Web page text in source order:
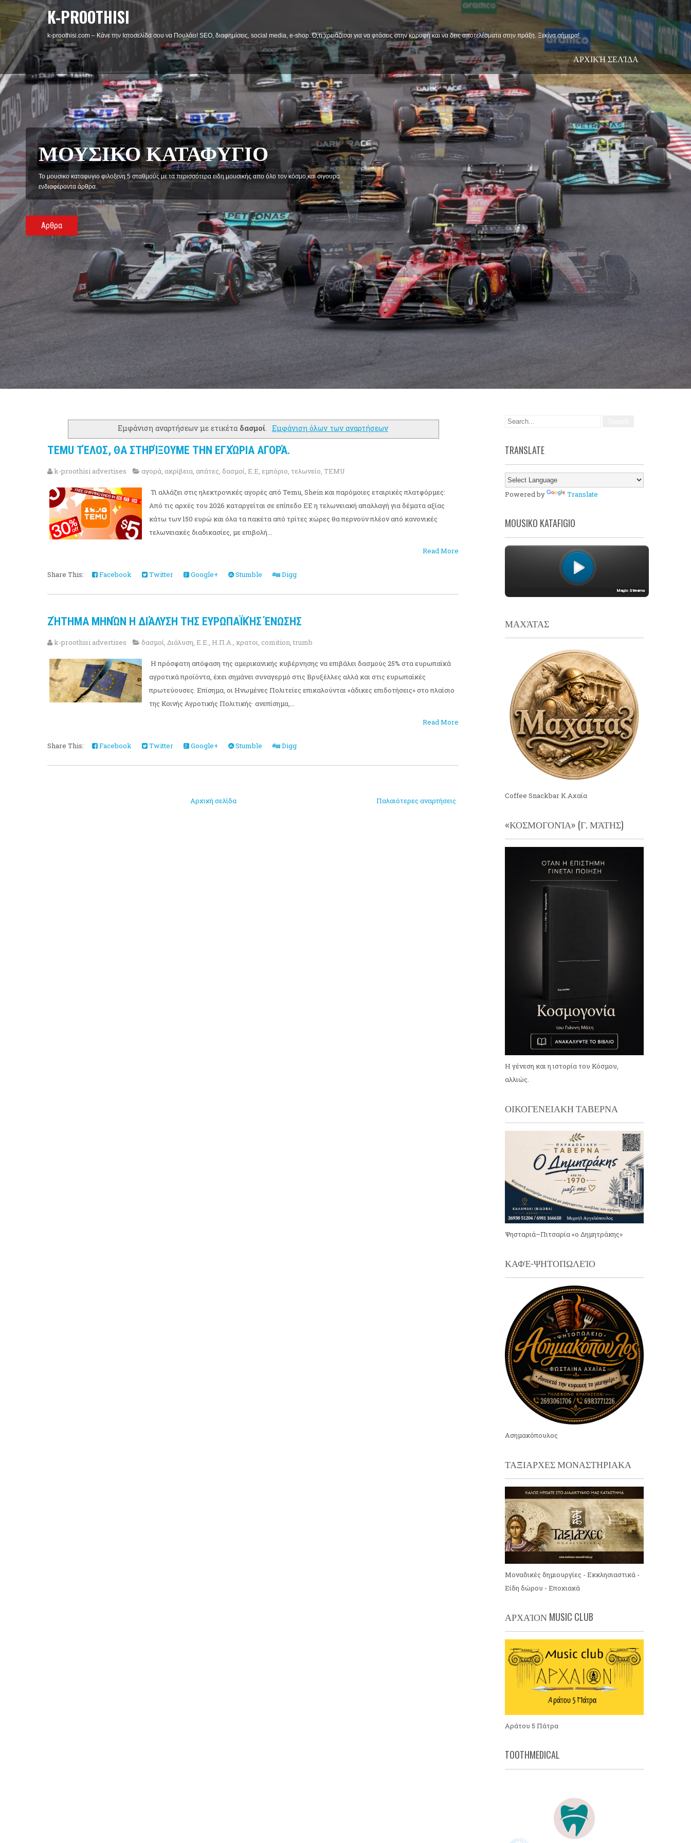
K-PROOTHISI
k-proothisi.com – Κάνε την Ιστοσελίδα σου να Πουλάει! SEO, διαφημίσεις, social media, e-shop. Ό,τι χρειάζεσαι για να φτάσεις στην κορυφή και να δεις αποτελέσματα στην πράξη. Ξεκίνα σήμερα!
ΑΡΧΙΚΉ ΣΕΛΊΔΑ
ΦΙΛΟΜΑΘΕΙΑ
Η Φιλομάθεια φιλοξενή άρθρα κοινωνικού και ψυχολογικού χαρακτήρα στηριξεις και προβληματισμού.
philomathiaplus
Εμφάνιση αναρτήσεων με ετικέτα δασμοί. Εμφάνιση όλων των αναρτήσεων
TEMU ΤΈΛΟΣ, ΘΑ ΣΤΗΡΊΞΟΥΜΕ ΤΗΝ ΕΓΧΏΡΙΑ ΑΓΟΡΆ.
k-proothisi advertises αγορά ακρίβεια απάτες δασμοί Ε.Ε εμπόριο τελωνείο TEMU
Τι αλλάζει στις ηλεκτρονικές αγορές από Temu, Shein και παρόμοιες εταιρικές πλατφόρμες:
Από τις αρχές του 2026 καταργείται σε επίπεδο ΕΕ η τελωνειακή απαλλαγή για δέματα αξίας
κάτω των 150 ευρώ και όλα τα πακέτα από τρίτες χώρες θα περνούν πλέον από κανονικές
τελωνειακές διαδικασίες, με επιβολή...
Read More
Share This: Facebook Twitter Google+ Stumble Digg
ΖΉΤΗΜΑ ΜΗΝΏΝ Η ΔΙΆΛΥΣΗ ΤΗΣ ΕΥΡΩΠΑΪΚΉΣ ΈΝΩΣΗΣ
k-proothisi advertises δασμοί Διάλυση Ε.Ε. Η.Π.Α. κρατοι comition ,trumb
Η πρόσφατη απόφαση της αμερικανικής κυβέρνησης να επιβάλει δασμούς 25% στα ευρωπαϊκά
αγροτικά προϊόντα, έχει σημάνει συναγερμό στις Βρυξέλλες αλλά και στις ευρωπαϊκές
πρωτεύουσες. Επίσημα, οι Ηνωμένες Πολιτείες επικαλούνται «άδικες επιδοτήσεις» στο πλαίσιο
της Κοινής Αγροτικής Πολιτικής· ανεπίσημα,...
Read More
Share This: Facebook Twitter Google+ Stumble Digg
Παλαιότερες αναρτήσεις
Αρχική σελίδα
TRANSLATE
Powered by Translate
MOUSIKO KATAFIGIO
ΜΑΧΆΤΑΣ
Coffee Snackbar Κ.Αχαϊα
«ΚΟΣΜΟΓΟΝΊΑ» (Γ. ΜΆΤΗΣ)
Η γένεση και η ιστορία του Κόσμου,
αλλιώς.
ΟΙΚΟΓΕΝΕΙΑΚΗ ΤΑΒΕΡΝΑ
Ψησταριά–Πιτσαρία «ο Δημητράκης»
ΚΑΦΈ-ΨΗΤΟΠΩΛΕΊΟ
Ασημακόπουλος
ΤΑΞΙΑΡΧΕΣ ΜΟΝΑΣΤΗΡΙΑΚΑ
Μοναδικές δημιουργίες - Εκκλησιαστικά -
Είδη δώρου - Εποχιακά
ΑΡΧΑΊΟΝ MUSIC CLUB
Αράτου 5 Πάτρα
TOOTHMEDICAL